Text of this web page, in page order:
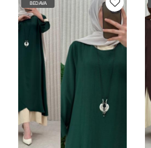
BEDAVA